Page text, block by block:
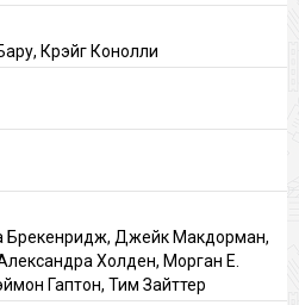
Крэйг Конолли
Брекенридж, Джейк Макдорман,
Холден, Морган Е.
Гаптон, Тим Зайттер